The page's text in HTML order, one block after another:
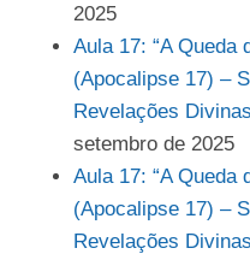
2025
Aula 17: “A Queda
(Apocalipse 17) –
Revelações
setembro de 2025
Aula 17: “A Queda
(Apocalipse 17) –
Revelações